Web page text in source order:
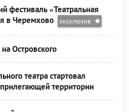
фестиваль «Театральная
в Черемхово
эксклюзив
Островского
театра стартовал
территории